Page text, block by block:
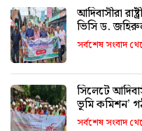
আদিবাসীরা
ভিসি ড.
সর্বশেষ সংবাদ
সিলেটে
ভূমি কমিশন’
সর্বশেষ সংবাদ